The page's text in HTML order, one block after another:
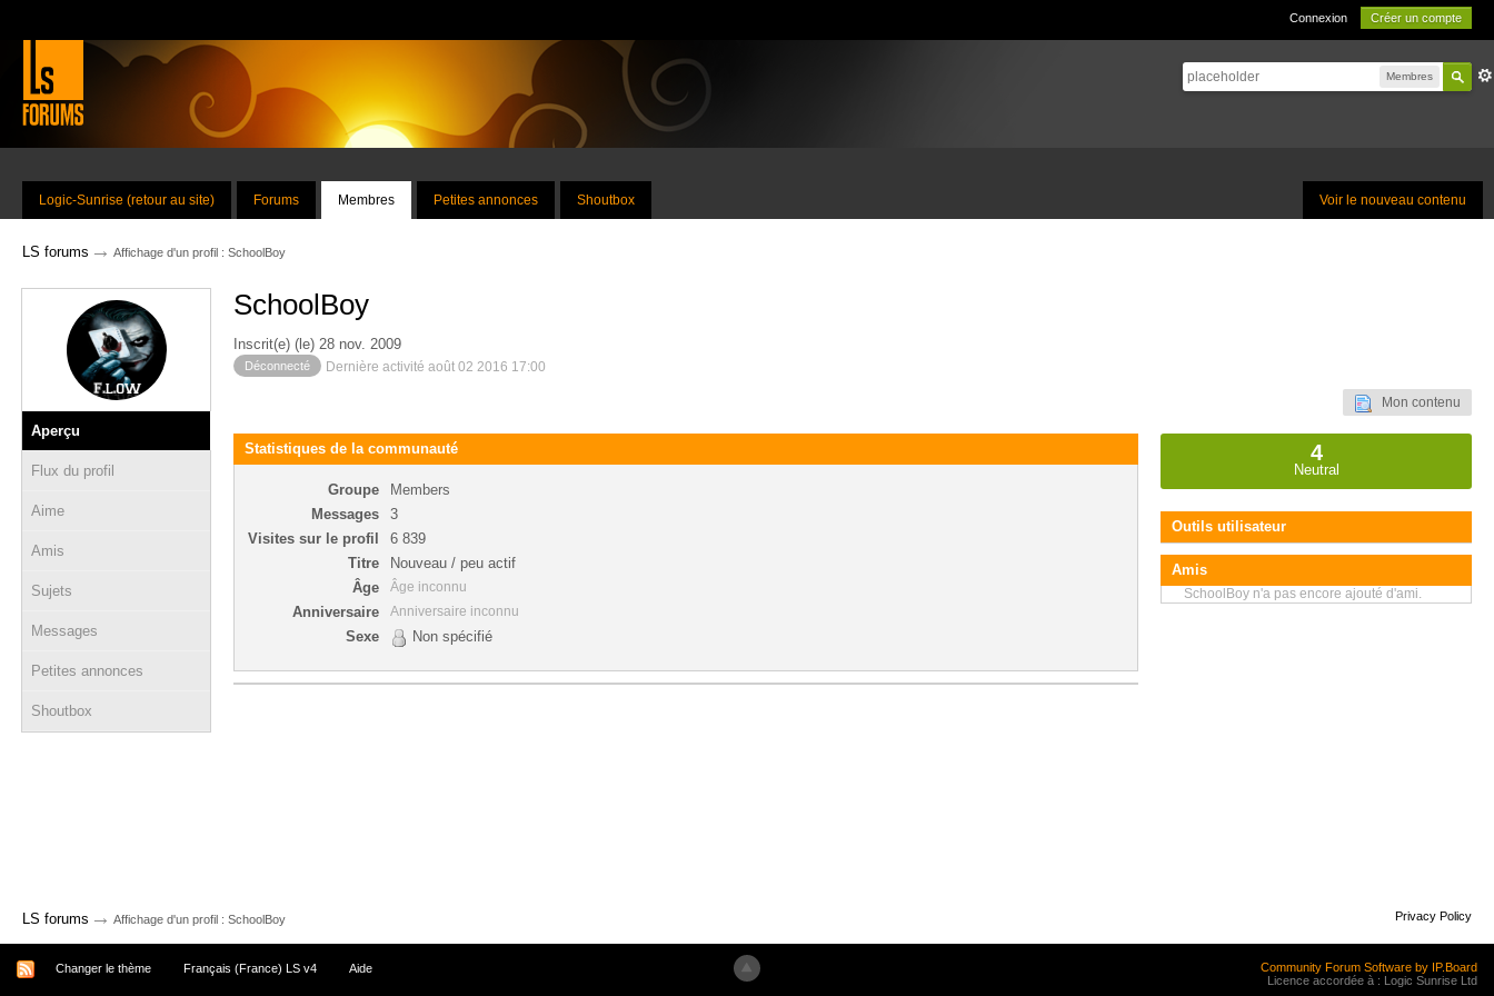
Connexion Créer un compte
Membres
Voir le nouveau contenu
Logic-Sunrise (retour au site) Forums Membres Petites annonces Shoutbox
LS forums → Affichage d'un profil : SchoolBoy
Aperçu
Flux du profil
Aime
Amis
Sujets
Messages
Petites annonces
Shoutbox
SchoolBoy
Inscrit(e) (le) 28 nov. 2009
Déconnecté Dernière activité août 02 2016 17:00
Mon contenu
Statistiques de la communauté
Groupe
Members
Messages
3
Visites sur le profil
6 839
Titre
Nouveau / peu actif
Âge
Âge inconnu
Anniversaire Anniversaire inconnu
Sexe Non spécifié
4
Neutral
Outils utilisateur
Amis
SchoolBoy n'a pas encore ajouté d'ami.
LS forums → Affichage d'un profil : SchoolBoy Privacy Policy
Changer le thème Français (France) LS v4 Aide
Community Forum Software by IP.Board
Licence accordée à : Logic Sunrise Ltd